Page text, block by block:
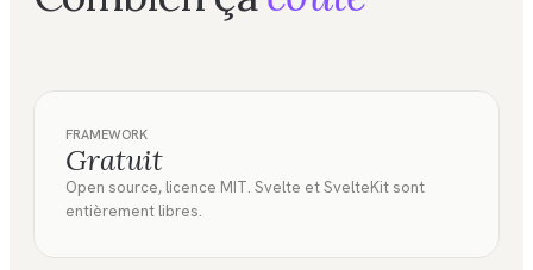
FRAMEWORK
Gratuit
Open source, licence MIT. Svelte et SvelteKit sont
entièrement libres.